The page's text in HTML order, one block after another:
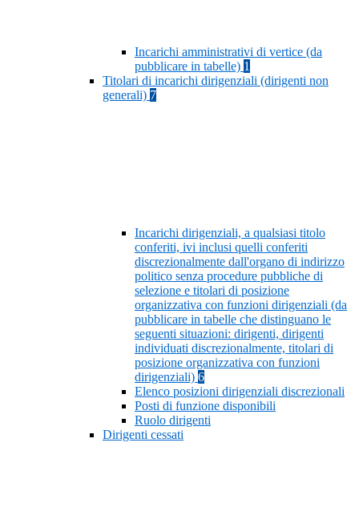
Incarichi amministrativi di vertice (da
pubblicare in tabelle) 1
Titolari di incarichi dirigenziali (dirigenti non
generali) 7
Incarichi dirigenziali, a qualsiasi titolo
conferiti, ivi inclusi quelli conferiti
discrezionalmente dall'organo di indirizzo
politico senza procedure pubbliche di
selezione e titolari di posizione
organizzativa con funzioni dirigenziali (da
pubblicare in tabelle che distinguano le
seguenti situazioni: dirigenti, dirigenti
individuati discrezionalmente, titolari di
posizione organizzativa con funzioni
dirigenziali) 6
Elenco posizioni dirigenziali discrezionali
Posti di funzione disponibili
Ruolo dirigenti
Dirigenti cessati